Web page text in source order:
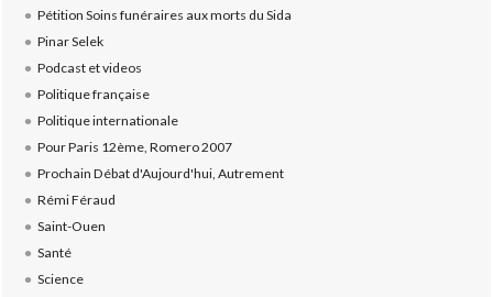
Pétition Soins funéraires aux morts du Sida
Pinar Selek
Podcast et videos
Politique française
Politique internationale
Pour Paris 12ème, Romero 2007
Prochain Débat d'Aujourd'hui, Autrement
Rémi Féraud
Saint-Ouen
Santé
Science